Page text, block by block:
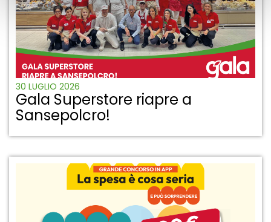
30 LUGLIO 2026
Gala Superstore riapre a
Sansepolcro!